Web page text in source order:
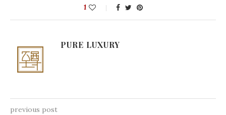
1
PURE LUXURY
previous post